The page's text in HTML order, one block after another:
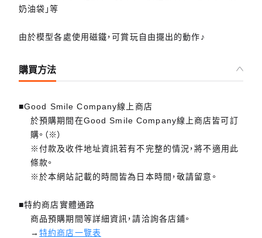
奶油袋」等
由於模型各處使用磁鐵，可賞玩自由擺出的動作♪
購買方法
■Good Smile Company線上商店
於預購期間在Good Smile Company線上商店皆可訂
購。（※）
※付款及收件地址資訊若有不完整的情況，將不適用此
條款。
※於本網站記載的時間皆為日本時間，敬請留意。
■特約商店實體通路
商品預購期間等詳細資訊，請洽詢各店鋪。
→特約商店一覽表